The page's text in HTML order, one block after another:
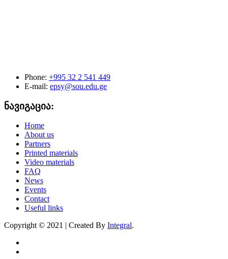
Phone: +995 32 2 541 449
E-mail: epsy@sou.edu.ge
ნავიგაცია:
Home
About us
Partners
Printed materials
Video materials
FAQ
News
Events
Contact
Useful links
Copyright © 2021 | Created By Integral.